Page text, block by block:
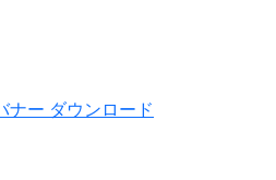
ナー ダウンロード